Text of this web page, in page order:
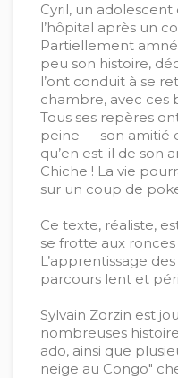
Cyril, un adolescent
l’hôpital après un
Partiellement
peu son histoire,
l’ont conduit à se
chambre, avec ces
Tous ses repères
peine — son amitié
qu’en est-il de son
Chiche ! La vie
sur un coup de
Ce texte, réaliste,
se frotte aux ronces
L’apprentissage
parcours lent et
Sylvain Zorzin est
nombreuses
ado, ainsi que
neige au Congo"